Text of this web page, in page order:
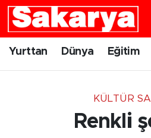
Yurttan Dünya Eğitim
KÜLTÜR
Renkli
Yurttan
Eskişehir Nöbetçi